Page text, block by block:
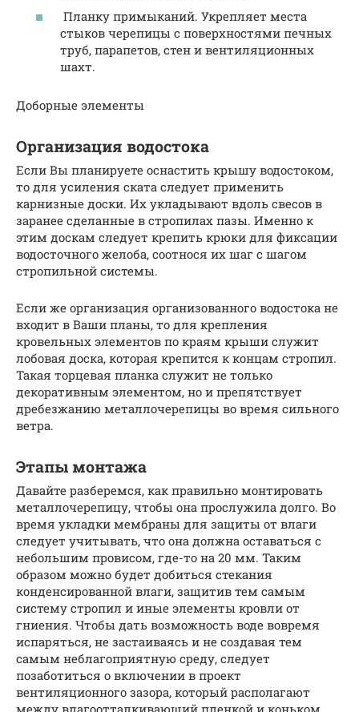
Планку примыканий. Укрепляет места
стыков черепицы с поверхностями печных
труб, парапетов, стен и вентиляционных
шахт.
Доборные элементы
Организация водостока
Если Вы планируете оснастить крышу водостоком,
то для усиления ската следует применить
карнизные доски. Их укладывают вдоль свесов в
заранее сделанные в стропилах пазы. Именно к
этим доскам следует крепить крюки для фиксации
водосточного желоба, соотнося их шаг с шагом
стропильной системы.
Если же организация организованного водостока не
входит в Ваши планы, то для крепления
кровельных элементов по краям крыши служит
лобовая доска, которая крепится к концам стропил.
Такая торцевая планка служит не только
декоративным элементом, но и препятствует
дребезжанию металлочерепицы во время сильного
ветра.
Этапы монтажа
Давайте разберемся, как правильно монтировать
металлочерепицу, чтобы она прослужила долго. Во
время укладки мембраны для защиты от влаги
следует учитывать, что она должна оставаться с
небольшим провисом, где-то на 20 мм. Таким
образом можно будет добиться стекания
конденсированной влаги, защитив тем самым
систему стропил и иные элементы кровли от
гниения. Чтобы дать возможность воде вовремя
испаряться, не застаиваясь и не создавая тем
самым неблагоприятную среду, следует
позаботиться о включении в проект
вентиляционного зазора, который располагают